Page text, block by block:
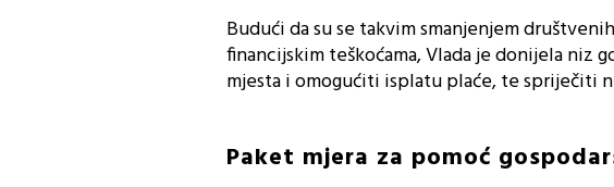
Budući da su se takvim smanjenjem
financijskim teškoćama, Vlada je donijela niz
mjesta i omogućiti isplatu plaće, te spriječiti
Paket mjera za pomoć